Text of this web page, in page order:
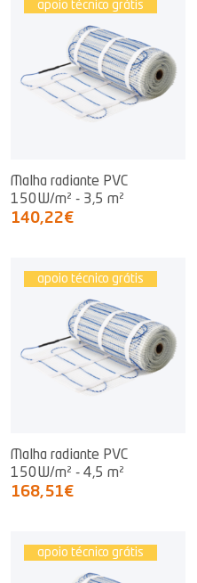
apoio técnico grátis
Malha radiante PVC
150W/m² - 3,5 m²
140,22€
apoio técnico grátis
Malha radiante PVC
150W/m² - 4,5 m²
168,51€
apoio técnico grátis